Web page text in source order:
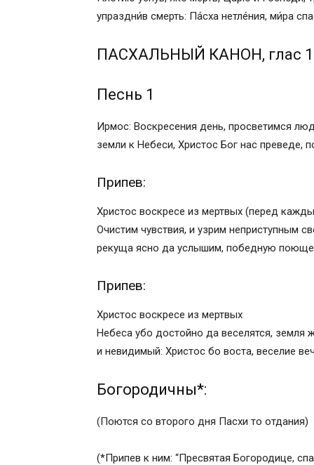
Припев:
Богородичны:
Ексапостиларий самогласен
СТИХИРЫ ПАСХИ
Стих: Яко исчезает дым, да исчезнут.
Сей день, егоже сотвори Господь,
Слава, и ныне:
даровав.
Текст:
Перевод:
Музыка:
упраздни́в смерть: Па́сха нетле́ния, ми́ра
ПАСХАЛЬНЫЙ КАНОН, глас
Песнь 1
Ирмос: Воскресения день, просветимся
земли к Небеси, Христос Бог нас преведе,
Припев:
Христос воскресе из мертвых (перед
Очистим чувствия, и узрим неприступным
рекуща ясно да услышим, победную
Припев:
Христос воскресе из мертвых
Небеса убо достойно да веселятся, земля
и невидимый: Христос бо воста, веселие
Богородичны*:
(Поются со второго дня Пасхи то отдания)
(*Припев к ним: “Пресвятая Богородице,